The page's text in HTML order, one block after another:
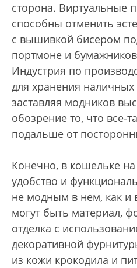
сторона. Виртуальные
способны отменить
с вышивкой бисером
портмоне и
Индустрия по
для хранения наличных
заставляя модников
обозрение то, что все-
подальше от
Конечно, в кошельке
удобство и
не модным в нем, как и
могут быть материал,
отделка с
декоративной
из кожи крокодила и